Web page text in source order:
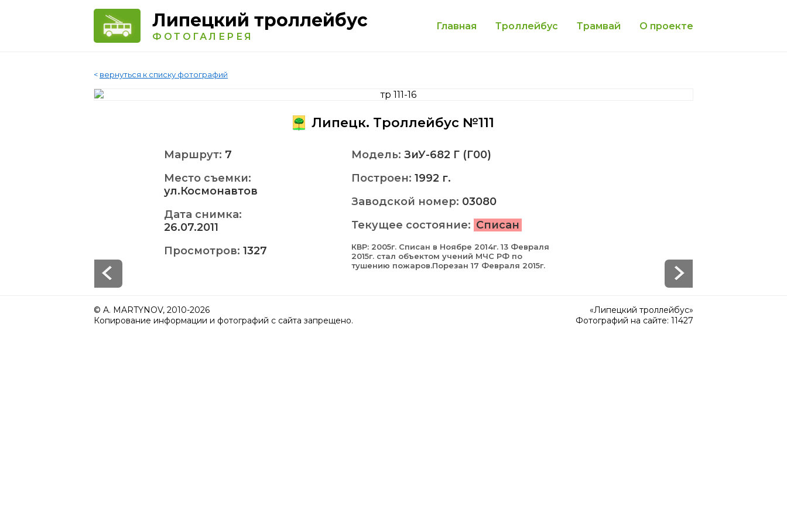
Липецкий троллейбус
ФОТОГАЛЕРЕЯ
Главная Троллейбус Трамвай О проекте
< вернуться к списку фотографий
Липецк. Троллейбус №111
Маршрут: 7
Место съемки:
ул.Космонавтов
Дата снимка:
26.07.2011
Просмотров: 1327
Модель: ЗиУ-682 Г (Г00)
Построен: 1992 г.
Заводской номер: 03080
Текущее состояние: Списан
КВР: 2005г. Списан в Ноябре 2014г. 13 Февраля
2015г. cтал объектом учений МЧС РФ по
тушению пожаров.Порезан 17 Февраля 2015г.
© A. MARTYNOV, 2010-2026
Копирование информации и фотографий с сайта запрещено.
«Липецкий троллейбус»
Фотографий на сайте: 11427